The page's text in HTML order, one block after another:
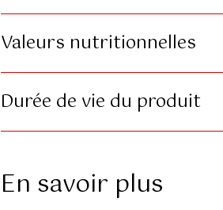
Valeurs nutritionnelles
Durée de vie du produit
En savoir plus